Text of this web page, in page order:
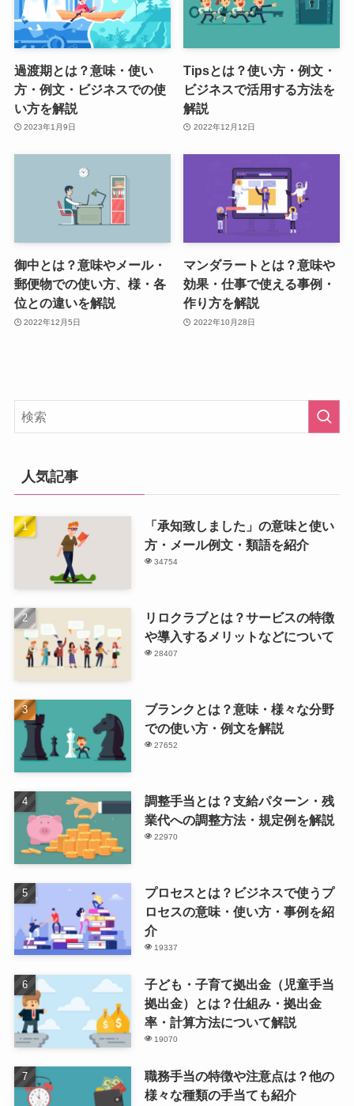
過渡期とは？意味・使い
方・例文・ビジネスでの使
い方を解説
2023年1月9日
Tipsとは？使い方・例文・
ビジネスで活用する方法を
解説
2022年12月12日
御中とは？意味やメール・
郵便物での使い方、様・各
位との違いを解説
2022年12月5日
マンダラートとは？意味や
効果・仕事で使える事例・
作り方を解説
2022年10月28日
人気記事
「承知致しました」の意味と使い
方・メール例文・類語を紹介
34754
リロクラブとは？サービスの特徴
や導入するメリットなどについて
28407
ブランクとは？意味・様々な分野
での使い方・例文を解説
27652
調整手当とは？支給パターン・残
業代への調整方法・規定例を解説
22970
プロセスとは？ビジネスで使うプ
ロセスの意味・使い方・事例を紹
介
19337
子ども・子育て拠出金（児童手当
拠出金）とは？仕組み・拠出金
率・計算方法について解説
19070
職務手当の特徴や注意点は？他の
様々な種類の手当ても紹介